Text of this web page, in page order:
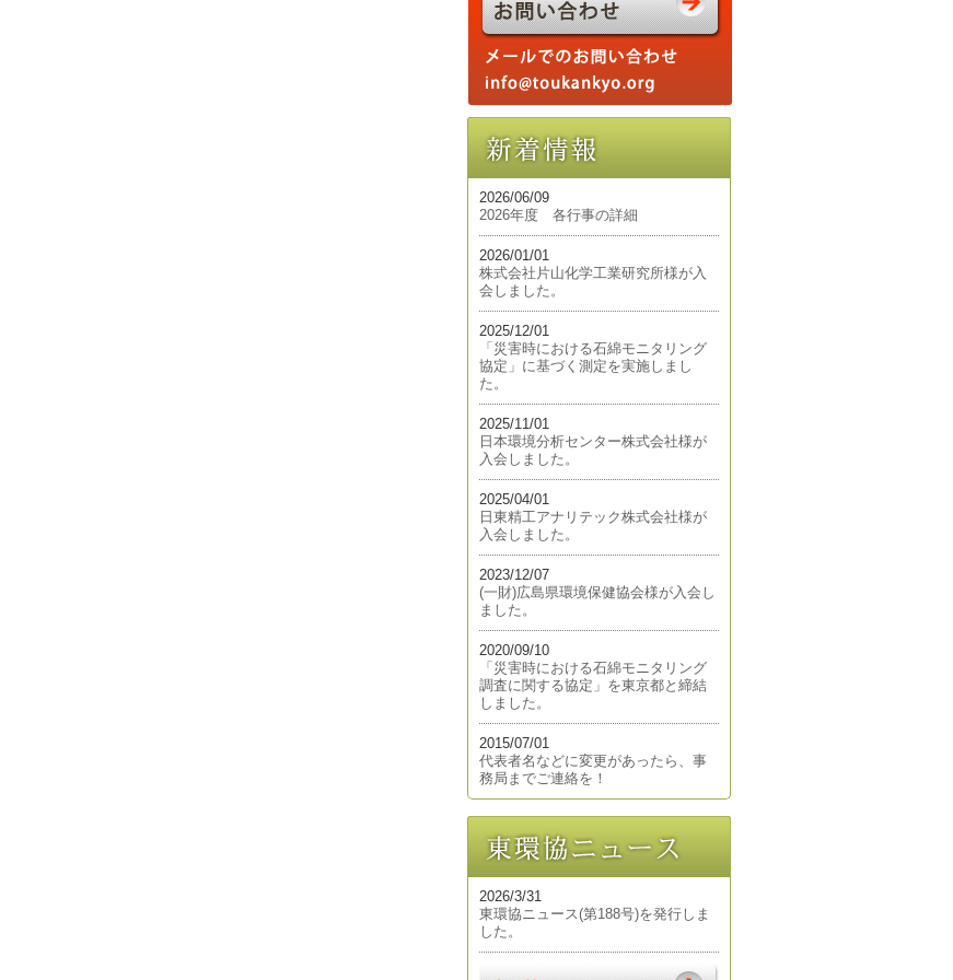
2026/06/09
2026年度 各行事の詳細
2026/01/01
株式会社片山化学工業研究所様が入
会しました。
2025/12/01
「災害時における石綿モニタリング
協定」に基づく測定を実施しまし
た。
2025/11/01
日本環境分析センター株式会社様が
入会しました。
2025/04/01
日東精工アナリテック株式会社様が
入会しました。
2023/12/07
(一財)広島県環境保健協会様が入会し
ました。
2020/09/10
「災害時における石綿モニタリング
調査に関する協定」を東京都と締結
しました。
2015/07/01
代表者名などに変更があったら、事
務局までご連絡を！
2026/3/31
東環協ニュース(第188号)を発行しま
した。